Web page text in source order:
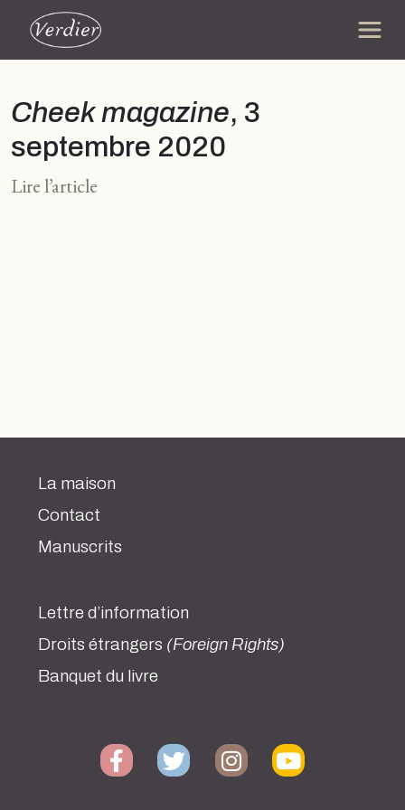
Cheek magazine, 3
septembre 2020
Lire l’article
La maison
Contact
Manuscrits
Lettre d’information
Droits étrangers (Foreign Rights)
Banquet du livre